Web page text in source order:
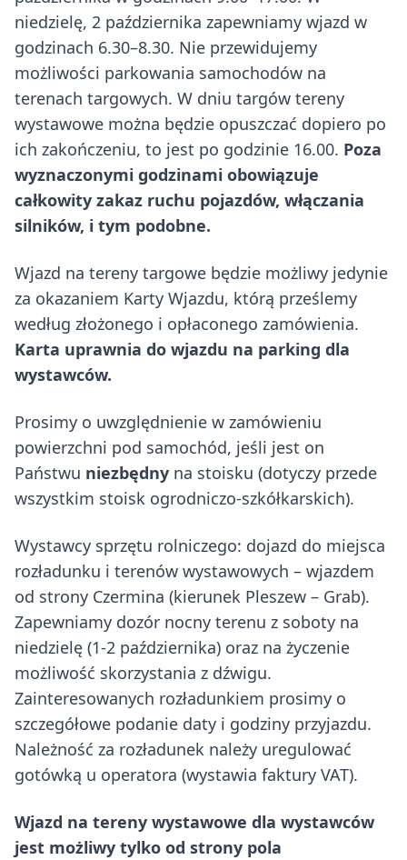
niedzielę, 2 października zapewniamy wjazd w
godzinach 6.30–8.30. Nie przewidujemy
możliwości parkowania samochodów na
terenach targowych. W dniu targów tereny
wystawowe można będzie opuszczać dopiero po
ich zakończeniu, to jest po godzinie 16.00. Poza
wyznaczonymi godzinami obowiązuje
całkowity zakaz ruchu pojazdów, włączania
silników, i tym podobne.
Wjazd na tereny targowe będzie możliwy jedynie
za okazaniem Karty Wjazdu, którą prześlemy
według złożonego i opłaconego zamówienia.
Karta uprawnia do wjazdu na parking dla
wystawców.
Prosimy o uwzględnienie w zamówieniu
powierzchni pod samochód, jeśli jest on
Państwu niezbędny na stoisku (dotyczy przede
wszystkim stoisk ogrodniczo-szkółkarskich).
Wystawcy sprzętu rolniczego: dojazd do miejsca
rozładunku i terenów wystawowych – wjazdem
od strony Czermina (kierunek Pleszew – Grab).
Zapewniamy dozór nocny terenu z soboty na
niedzielę (1-2 października) oraz na życzenie
możliwość skorzystania z dźwigu.
Zainteresowanych rozładunkiem prosimy o
szczegółowe podanie daty i godziny przyjazdu.
Należność za rozładunek należy uregulować
gotówką u operatora (wystawia faktury VAT).
Wjazd na tereny wystawowe dla wystawców
jest możliwy tylko od strony pola